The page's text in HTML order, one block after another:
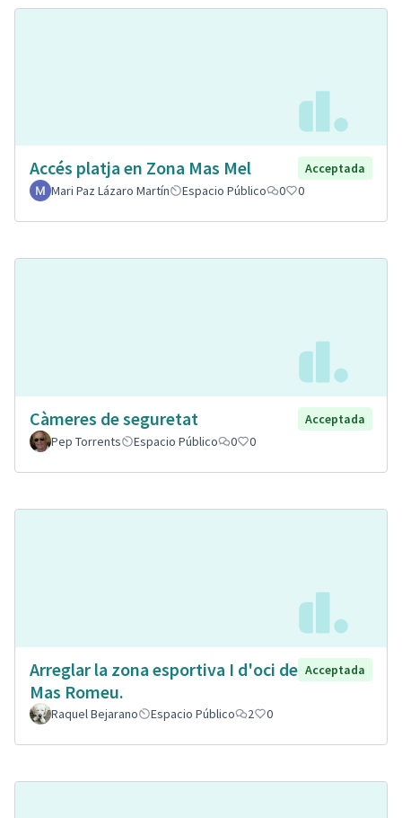
Accés platja en Zona Mas Mel
Acceptada
Mari Paz Lázaro Martín
Espacio Público 0 0
Càmeres de seguretat
Acceptada
Pep Torrents
Espacio Público 0 0
Arreglar la zona esportiva I d'oci de
Mas Romeu.
Acceptada
Raquel Bejarano Espacio Público 2 0